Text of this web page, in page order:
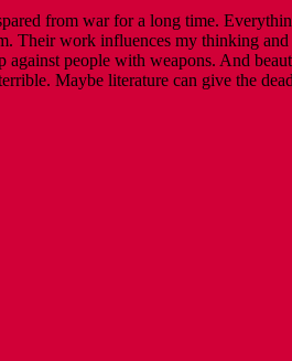
from war for a long time.
Their work influences my thinking
people with weapons. And
Maybe literature can give the